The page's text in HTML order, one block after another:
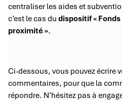
centraliser les aides et
c’est le cas du dispositif «
proximité ».
Ci-dessous, vous pouvez écrire
commentaires, pour que la
répondre. N’hésitez pas à